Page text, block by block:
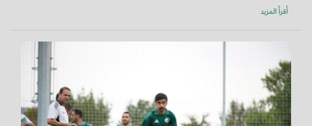
أقرأ المزيد